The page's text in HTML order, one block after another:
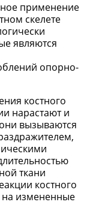
применение
скелете
являются
опорно-
костного
нарастают и
вызываются
ткани
костного
на измененные